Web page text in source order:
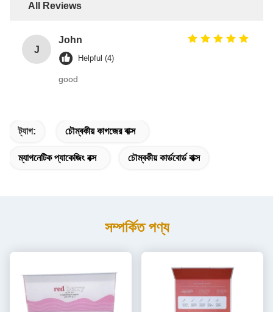
All Reviews
J
John
Helpful (4)
good
ট্যাগ: চৌম্বকীয় কাগজের বাক্স
ম্যাগনেটিক প্যাকেজিং বক্স চৌম্বকীয় কার্ডবোর্ড বাক্স
সম্পর্কিত পণ্য